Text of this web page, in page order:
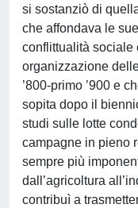
si sostanziò di
che affondava le
conflittualità sociale
organizzazione
’800-primo ’900 e
sopita dopo il
studi sulle lotte
campagne in pieno
sempre più
dall’agricoltura
contribuì a